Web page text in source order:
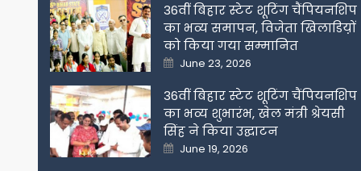
36वीं बिहार स्टेट शूटिंग चैंपियनशिप
का भव्य समापन, विजेता खिलाडिय़ों
को किया गया सम्मानित
Posted
on
June 23, 2026
36वीं बिहार स्टेट शूटिंग चैंपियनशिप
का भव्य शुभारंभ, खेल मंत्री श्रेयसी
सिंह ने किया उद्घाटन
Posted
on
June 19, 2026